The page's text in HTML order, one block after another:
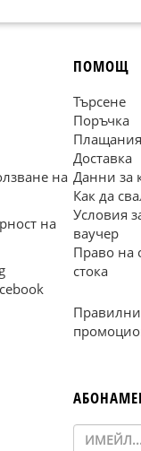
на
на
ПОМОЩ
Търсене
Поръчка
Плащания
Доставка
Данни за
Как да
Условия
ваучер
Право на
стока